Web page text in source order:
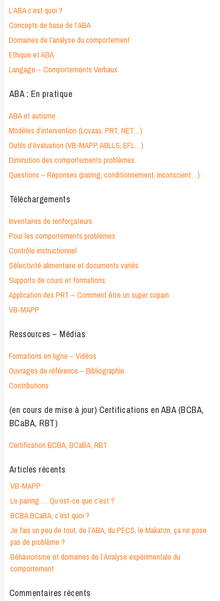
L’ABA c’est quoi ?
Concepts de base de l’ABA
Domaines de l’analyse du comportement
Ethique et ABA
Langage – Comportements Verbaux
ABA : En pratique
ABA et autisme
Modèles d’intervention (Lovaas, PRT, NET…)
Outils d’évaluation (VB-MAPP, ABLLS, EFL…)
Diminution des comportements problèmes
Questions – Réponses (pairing, conditionnement, inconscient…)
Téléchargements
Inventaires de renforçateurs
Pour les comportements problèmes
Contrôle instructionnel
Sélectivité alimentaire et documents variés
Supports de cours et formations
Application des PRT – Comment être un super copain
VB-MAPP
Ressources – Médias
Formations en ligne – Vidéos
Ouvrages de référence – Bibliographie
Contributions
(en cours de mise à jour) Certifications en ABA (BCBA,
BCaBA, RBT)
Certification BCBA, BCaBA, RBT
Articles récents
VB-MAPP
Le pairing … Qu’est-ce que c’est ?
BCBA BCaBA, c’est quoi ?
Je fais un peu de tout, de l’ABA, du PECS, le Makaton, ça ne pose
pas de problème ?
Béhaviorisme et domaines de l’Analyse expérimentale du
comportement
Commentaires récents